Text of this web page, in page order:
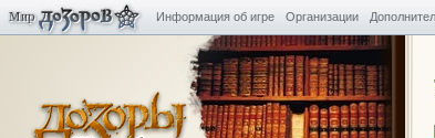
Информация об игре Организации